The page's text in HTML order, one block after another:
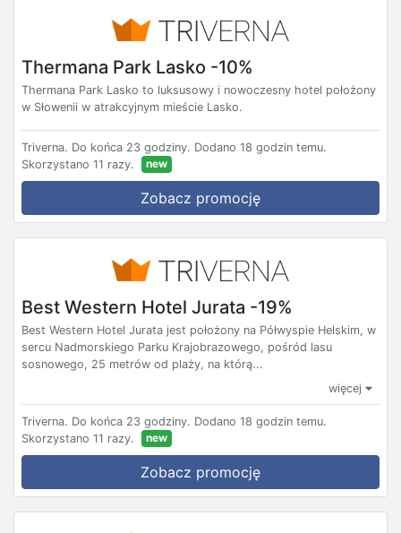
Thermana Park Lasko -10%
Thermana Park Lasko to luksusowy i nowoczesny hotel położony
w Słowenii w atrakcyjnym mieście Lasko.
Triverna. Do końca 23 godziny. Dodano 18 godzin temu.
Skorzystano 11 razy.
new
Zobacz promocję
Best Western Hotel Jurata -19%
Best Western Hotel Jurata jest położony na Półwyspie Helskim, w
sercu Nadmorskiego Parku Krajobrazowego, pośród lasu
sosnowego, 25 metrów od plaży, na którą...
więcej
Triverna. Do końca 23 godziny. Dodano 18 godzin temu.
Skorzystano 11 razy.
new
Zobacz promocję